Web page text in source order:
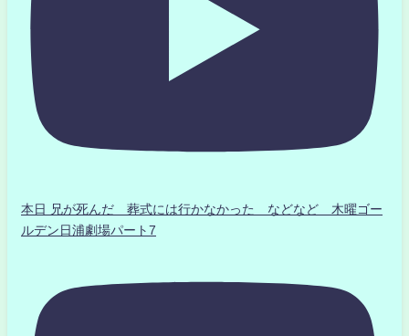
本日 兄が死んだ 葬式には行かなかった などなど 木曜ゴー
ルデン日浦劇場パート7